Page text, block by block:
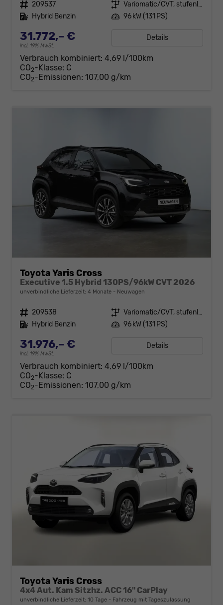
Fahrzeugnr. 209537 Getriebe
Variomatic/CVT, stufenlos
Kraftstoff Hybrid Benzin Leistung 96 kW (131 PS)
31.772,– €
incl. 19% MwSt.
Details
Verbrauch kombiniert: 4,69 l/100km
CO2-Klasse: C
CO2-Emissionen: 107,00 g/km
Toyota Yaris Cross
Executive 1.5 Hybrid 130PS/96kW CVT 2026
unverbindliche Lieferzeit: 4 Monate Neuwagen
Fahrzeugnr. 209538 Getriebe
Variomatic/CVT, stufenlos
Kraftstoff Hybrid Benzin Leistung 96 kW (131 PS)
31.976,– €
incl. 19% MwSt.
Details
Verbrauch kombiniert: 4,69 l/100km
CO2-Klasse: C
CO2-Emissionen: 107,00 g/km
Toyota Yaris Cross
4x4 Aut. Kam Sitzhz. ACC 16" CarPlay
unverbindliche Lieferzeit: 10 Tage Fahrzeug mit Tageszulassung